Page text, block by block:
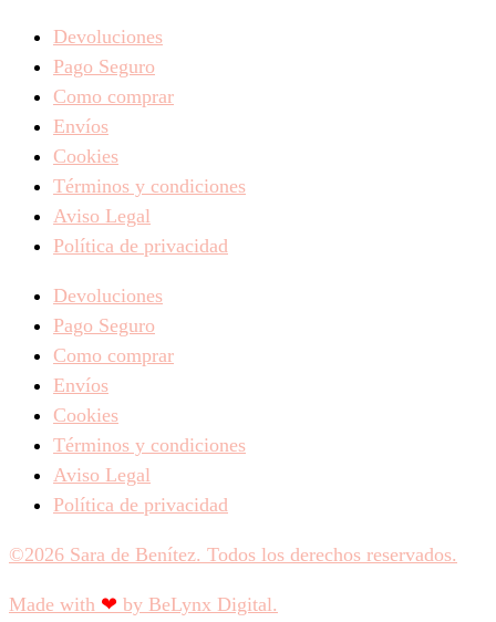
Devoluciones
Pago Seguro
Como comprar
Envíos
Cookies
Términos y condiciones
Aviso Legal
Política de privacidad
Devoluciones
Pago Seguro
Como comprar
Envíos
Cookies
Términos y condiciones
Aviso Legal
Política de privacidad
©2026 Sara de Benítez. Todos los derechos reservados.
Made with ❤ by BeLynx Digital.​​